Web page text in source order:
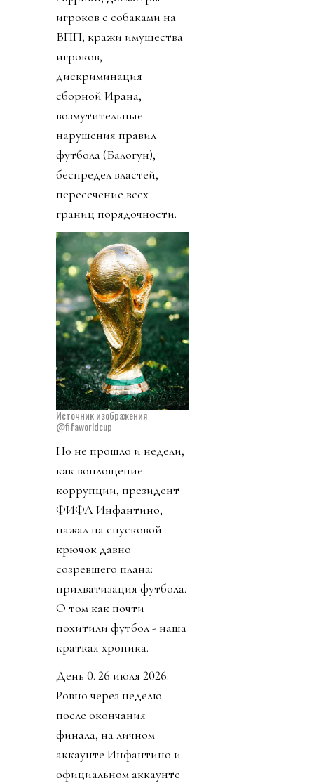
игроков с собаками на
ВПП, кражи имущества
игроков,
дискриминация
сборной Ирана,
возмутительные
нарушения правил
футбола (Балогун),
беспредел властей,
пересечение всех
границ порядочности.
Источник изображения
@fifaworldcup
Но не прошло и недели,
как воплощение
коррупции, президент
ФИФА Инфантино,
нажал на спусковой
крючок давно
созревшего плана:
прихватизация футбола.
О том как почти
похитили футбол - наша
краткая хроника.
День 0. 26 июля 2026.
Ровно через неделю
после окончания
финала, на личном
аккаунте Инфантино и
официальном аккаунте